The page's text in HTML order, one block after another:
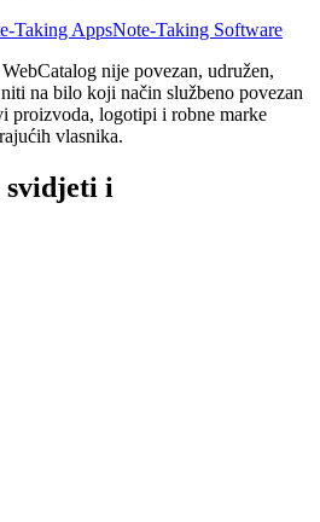
Taking AppsNote-Taking Software
nije povezan, udružen,
na bilo koji način službeno povezan
proizvoda, logotipi i robne marke
vlasnika.
svidjeti i